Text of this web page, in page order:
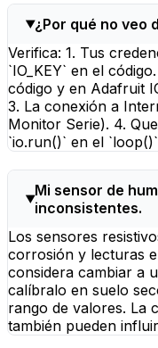
¿Por qué no veo
Verifica: 1. Tus
`IO_KEY` en el
código y en Adafruit
3. La conexión a
Monitor Serie). 4.
`io.run()` en el
Mi sensor de
inconsistentes.
Los sensores
corrosión y lecturas
considera cambiar a
calíbralo en suelo
rango de valores. La
también pueden